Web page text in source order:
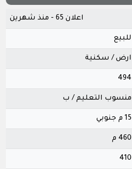
اعلان 65 - منذ شهرين
للبيع
ارض / سكنية
494
منسوب التعليم / ب
15 م جنوبي
460 م
410